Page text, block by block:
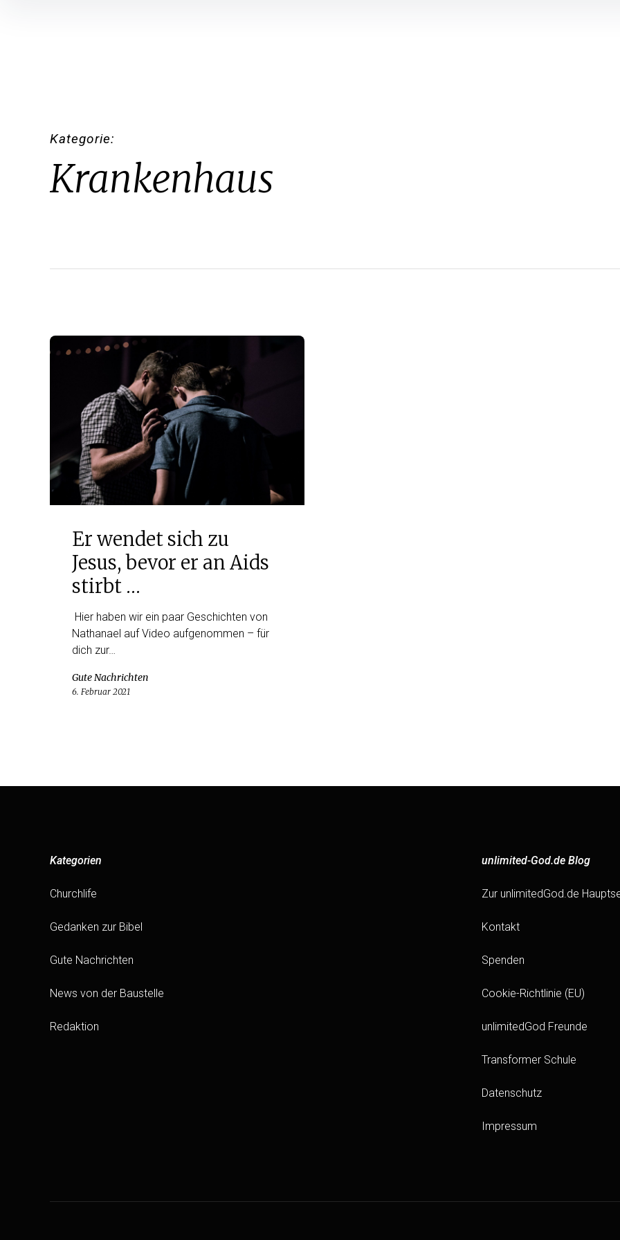
Kategorie
Krankenhaus
Er wendet sich zu
Jesus, bevor er an Aids
stirbt …
Hier haben wir ein paar Geschichten von
Nathanael auf Video aufgenommen – für
dich zur…
Gute Nachrichten
6. Februar 2021
Kategorien
Churchlife
Gedanken zur Bibel
Gute Nachrichten
News von der Baustelle
Redaktion
unlimited-God.de Blog
Zur unlimitedGod.de
Kontakt
Spenden
Cookie-Richtlinie (EU)
unlimitedGod Freunde
Transformer Schule
Datenschutz
Impressum